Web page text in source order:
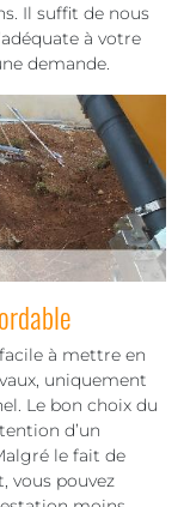
Il suffit de nous
à votre
demande.
à mettre en
uniquement
Le bon choix du
d’un
le fait de
vous pouvez